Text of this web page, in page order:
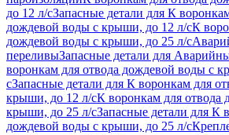
до 12 л/сЗапасные детали для К
дождевой воды с крыши, до 12 л/сК
дождевой воды с крыши, до 25 л/с
переливыЗапасные детали для
воронкам для отвода дождевой воды с
сЗапасные детали для К воронкам для
крыши, до 12 л/сК воронкам для отвода
крыши, до 25 л/сЗапасные детали для К
дождевой воды с крыши, до 25 л/с